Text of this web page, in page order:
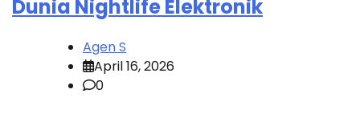
Dunia Nightlife Elektronik
Agen S
April 16, 2026
0